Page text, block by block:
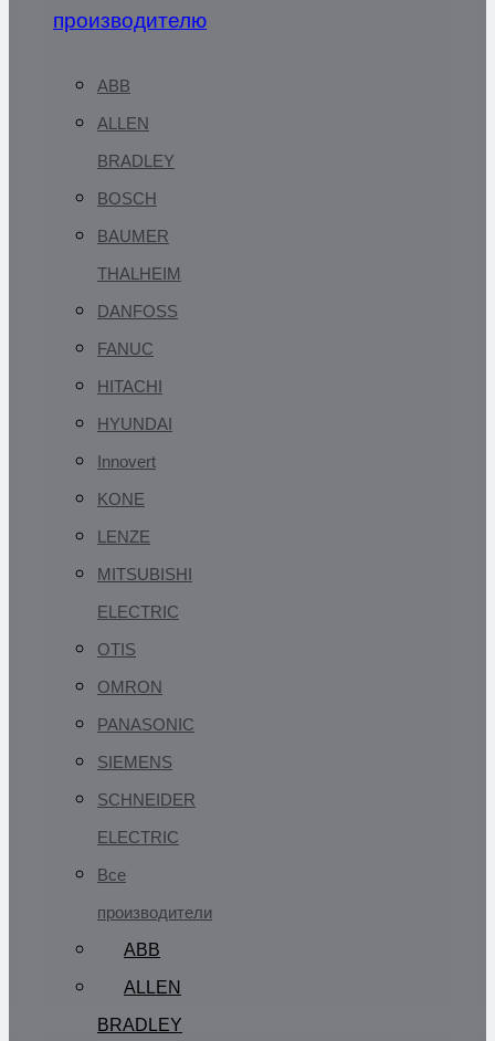
производителю
ABB
ALLEN
BRADLEY
BOSCH
BAUMER
THALHEIM
DANFOSS
FANUC
HITACHI
HYUNDAI
Innovert
KONE
LENZE
MITSUBISHI
ELECTRIC
OTIS
OMRON
PANASONIC
SIEMENS
SCHNEIDER
ELECTRIC
Все
производители
ABB
ALLEN
BRADLEY